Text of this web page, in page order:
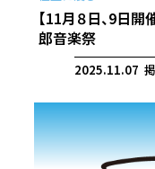
【11月８日、9日
郎音楽祭
2025.11.07